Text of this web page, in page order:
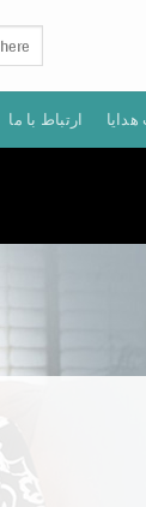
جستجو
برای:
ارتباط با ما